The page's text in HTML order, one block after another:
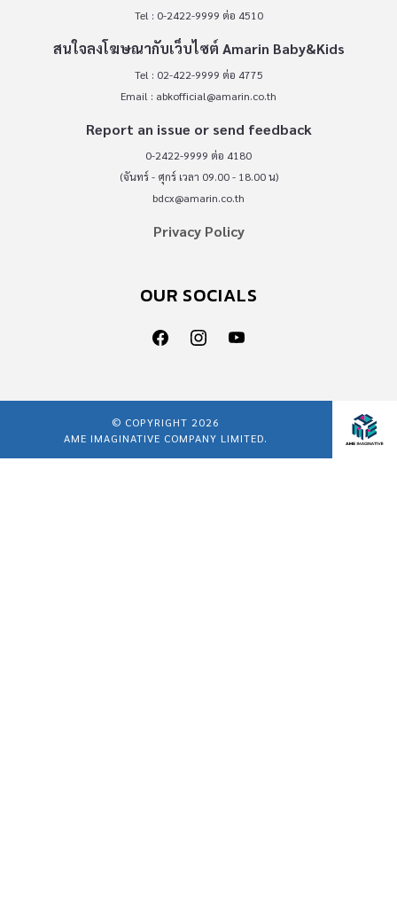
Tel : 0-2422-9999 ต่อ 4510
สนใจลงโฆษณากับเว็บไซต์ Amarin Baby&Kids
Tel : 02-422-9999 ต่อ 4775
Email : abkofficial@amarin.co.th
Report an issue or send feedback
0-2422-9999 ต่อ 4180
(จันทร์ - ศุกร์ เวลา 09.00 - 18.00 น)
bdcx@amarin.co.th
Privacy Policy
OUR SOCIALS
© COPYRIGHT 2026
AME IMAGINATIVE COMPANY LIMITED.